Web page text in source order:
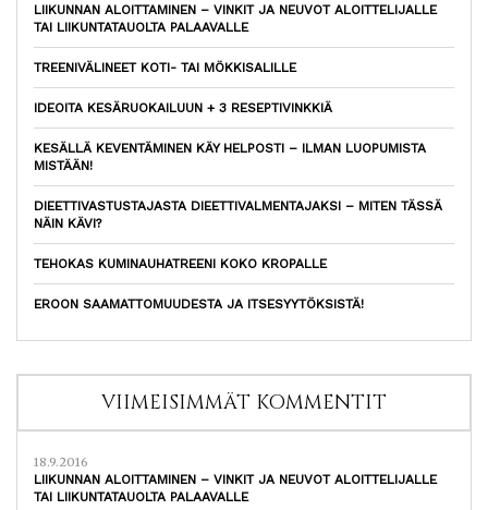
LIIKUNNAN ALOITTAMINEN – VINKIT JA NEUVOT ALOITTELIJALLE
TAI LIIKUNTATAUOLTA PALAAVALLE
TREENIVÄLINEET KOTI- TAI MÖKKISALILLE
IDEOITA KESÄRUOKAILUUN + 3 RESEPTIVINKKIÄ
KESÄLLÄ KEVENTÄMINEN KÄY HELPOSTI – ILMAN LUOPUMISTA
MISTÄÄN!
DIEETTIVASTUSTAJASTA DIEETTIVALMENTAJAKSI – MITEN TÄSSÄ
NÄIN KÄVI?
TEHOKAS KUMINAUHATREENI KOKO KROPALLE
EROON SAAMATTOMUUDESTA JA ITSESYYTÖKSISTÄ!
VIIMEISIMMÄT KOMMENTIT
18.9.2016
LIIKUNNAN ALOITTAMINEN – VINKIT JA NEUVOT ALOITTELIJALLE
TAI LIIKUNTATAUOLTA PALAAVALLE